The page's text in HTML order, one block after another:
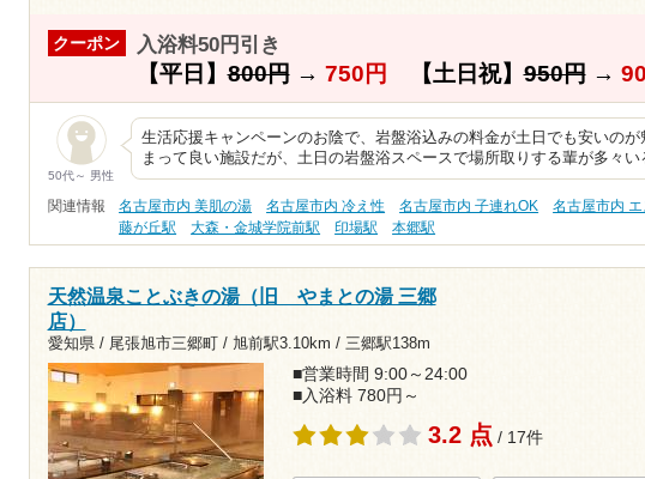
クーポン 入浴料50円引き
【平日】800円→ 750円 【土日祝】950円→
50代～ 男性
生活応援キャンペーンのお陰で、岩盤浴込みの料金が土日でも安いのが
まって良い施設だが、土日の岩盤浴スペースで場所取りする輩が多々い
関連情報 名古屋市内 美肌の湯 名古屋市内 冷え性 名古屋市内 子連れOK
名古屋市内
藤が丘駅
大森・金城学院前駅 印場駅 本郷駅
天然温泉ことぶきの湯（旧 やまとの湯 三郷
店）
愛知県 / 尾張旭市三郷町 / 旭前駅3.10km / 三郷駅138m
■営業時間 9:00～24:00
■入浴料 780円～
3.2 点 / 17件